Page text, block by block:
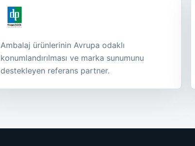
Ambalaj ürünlerinin Avrupa odaklı
konumlandırılması ve marka sunumunu
destekleyen referans partner.